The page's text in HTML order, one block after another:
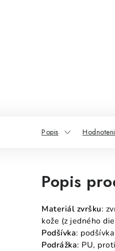
Popis
Popis
Materiál zvršku:
kože (z jedného
Podšívka:
Podrážka: PU,